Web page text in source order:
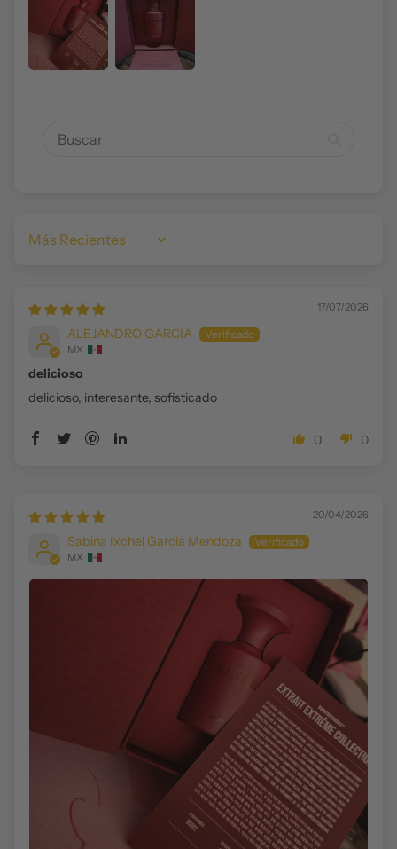
Sort by
17/07/2026
ALEJANDRO GARCIA
MX
delicioso
delicioso, interesante, sofisticado
0 0
20/04/2026
Sabina Ixchel Garcia Mendoza
MX